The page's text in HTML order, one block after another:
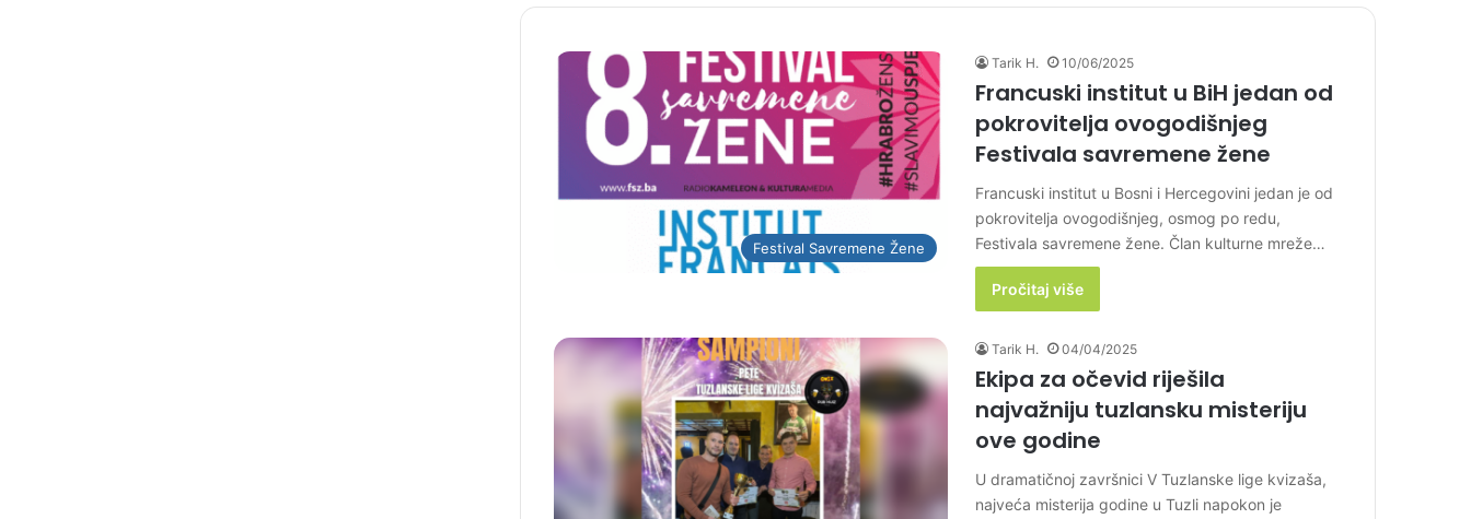
Festival Savremene Žene
Tarik H. 10/06/2025
Francuski institut u BiH jedan od
pokrovitelja ovogodišnjeg
Festivala savremene žene
Francuski institut u Bosni i Hercegovini jedan je od
pokrovitelja ovogodišnjeg, osmog po redu,
Festivala savremene žene. Član kulturne mreže…
Pročitaj više
Tarik H. 04/04/2025
Ekipa za očevid riješila
najvažniju tuzlansku misteriju
ove godine
U dramatičnoj završnici V Tuzlanske lige kvizaša,
najveća misterija godine u Tuzli napokon je